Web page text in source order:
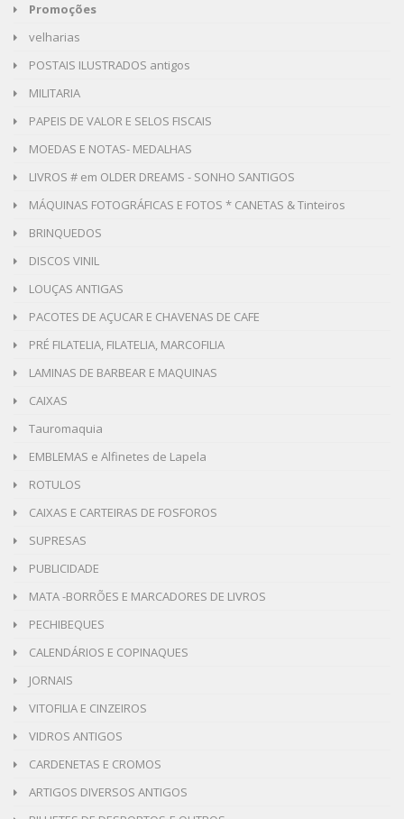
Promoções
velharias
POSTAIS ILUSTRADOS antigos
MILITARIA
PAPEIS DE VALOR E SELOS FISCAIS
MOEDAS E NOTAS- MEDALHAS
LIVROS # em OLDER DREAMS - SONHO SANTIGOS
MÁQUINAS FOTOGRÁFICAS E FOTOS * CANETAS & Tinteiros
BRINQUEDOS
DISCOS VINIL
LOUÇAS ANTIGAS
PACOTES DE AÇUCAR E CHAVENAS DE CAFE
PRÉ FILATELIA, FILATELIA, MARCOFILIA
LAMINAS DE BARBEAR E MAQUINAS
CAIXAS
Tauromaquia
EMBLEMAS e Alfinetes de Lapela
ROTULOS
CAIXAS E CARTEIRAS DE FOSFOROS
SUPRESAS
PUBLICIDADE
MATA -BORRÕES E MARCADORES DE LIVROS
PECHIBEQUES
CALENDÁRIOS E COPINAQUES
JORNAIS
VITOFILIA E CINZEIROS
VIDROS ANTIGOS
CARDENETAS E CROMOS
ARTIGOS DIVERSOS ANTIGOS